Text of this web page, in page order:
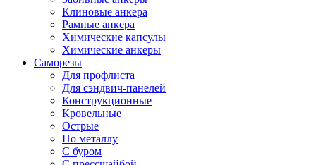
Клиновые анкера
Рамные анкера
Химические капсулы
Химические анкеры
Саморезы
Для профлиста
Для сэндвич-панелей
Конструкционные
Кровельные
Острые
По металлу
С буром